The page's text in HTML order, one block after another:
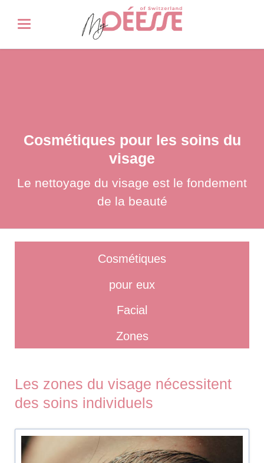
Cosmétiques pour les soins du
visage
Le nettoyage du visage est le fondement
de la beauté
Cosmétiques
pour eux
Facial
Zones
Les zones du visage nécessitent
des soins individuels